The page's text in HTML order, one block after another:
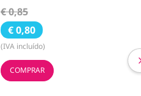
€ 3,55
€ 2,59
(IVA incluído)
COMPRAR